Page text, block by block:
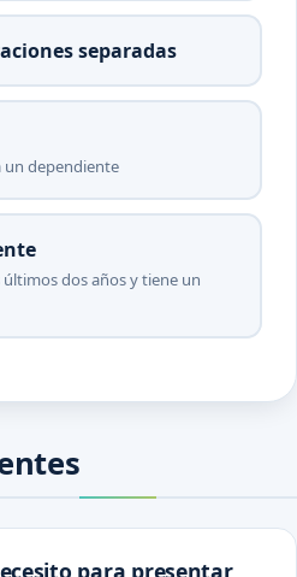
separadas
un dependiente
dos años y tiene un